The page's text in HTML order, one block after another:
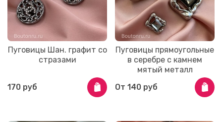
Пуговицы Шан. графит со
стразами
170 руб
Пуговицы прямоугольные
в серебре с камнем
мятый металл
От 140 руб